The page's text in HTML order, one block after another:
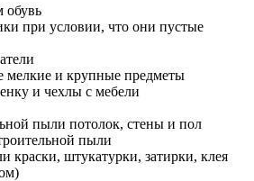
обувь
при условии, что они пустые
мелкие и крупные предметы
и чехлы с мебели
пыли потолок, стены и пол
пыли
краски, штукатурки, затирки, клея